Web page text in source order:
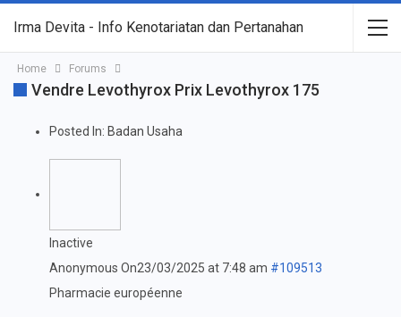
Irma Devita - Info Kenotariatan dan Pertanahan
Home Forums
Vendre Levothyrox Prix Levothyrox 175
Posted In: Badan Usaha
Inactive
Anonymous On23/03/2025 at 7:48 am #109513
Pharmacie européenne